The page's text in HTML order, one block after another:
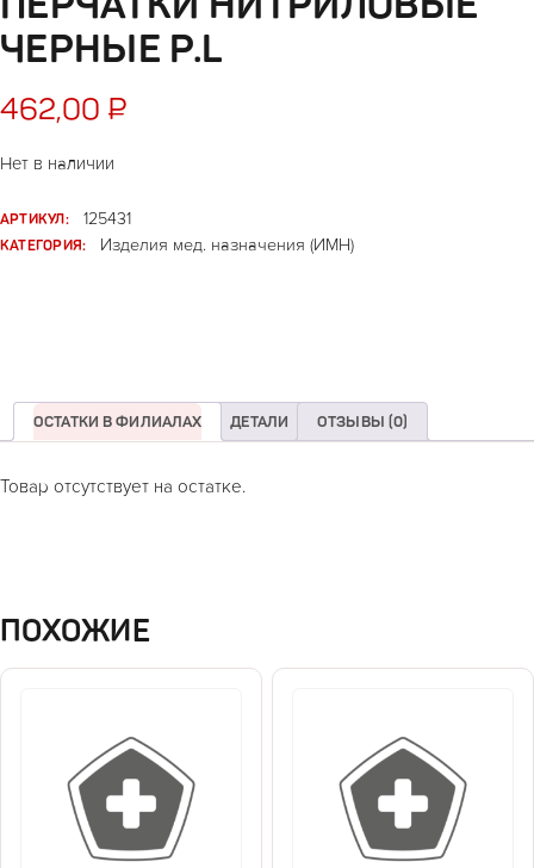
ЧЕРНЫЕ Р.L
462,00 ₽
Нет в наличии
АРТИКУЛ:
125431
КАТЕГОРИЯ:
Изделия мед. назначения (ИМН)
ОСТАТКИ В ФИЛИАЛАХ ДЕТАЛИ ОТЗЫВЫ (0)
Товар отсутствует на остатке.
ПОХОЖИЕ